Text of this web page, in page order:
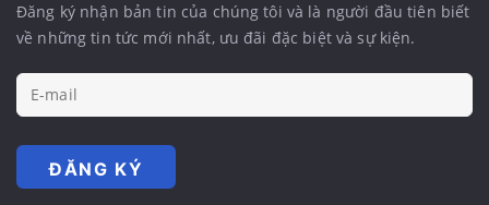
Đăng ký nhận bản tin của chúng tôi và là người đầu tiên biết
về những tin tức mới nhất, ưu đãi đặc biệt và sự kiện.
ĐĂNG KÝ